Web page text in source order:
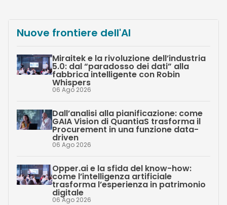
Nuove frontiere dell'AI
Miraitek e la rivoluzione dell’industria
5.0: dal “paradosso dei dati” alla
fabbrica intelligente con Robin
Whispers
06 Ago 2026
Dall’analisi alla pianificazione: come
GAIA Vision di QuantiaS trasforma il
Procurement in una funzione data-
driven
06 Ago 2026
Opper.ai e la sfida del know-how:
come l’intelligenza artificiale
trasforma l’esperienza in patrimonio
digitale
06 Ago 2026